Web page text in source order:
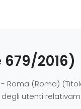
679/2016)
- Roma (Roma)
utenti